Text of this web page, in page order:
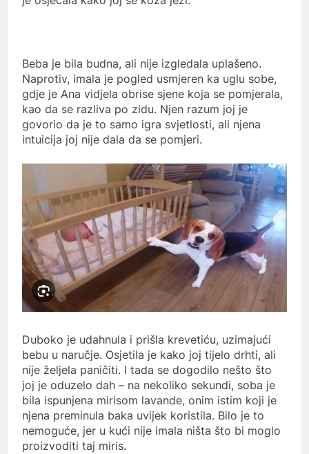
Beba je bila budna, ali nije izgledala uplašeno.
Naprotiv, imala je pogled usmjeren ka uglu sobe,
gdje je Ana vidjela obrise sjene koja se pomjerala,
kao da se razliva po zidu. Njen razum joj je
govorio da je to samo igra svjetlosti, ali njena
intuicija joj nije dala da se pomjeri.
Duboko je udahnula i prišla krevetiću, uzimajući
bebu u naručje. Osjetila je kako joj tijelo drhti, ali
nije željela paničiti. I tada se dogodilo nešto što
joj je oduzelo dah – na nekoliko sekundi, soba je
bila ispunjena mirisom lavande, onim istim koji je
njena preminula baka uvijek koristila. Bilo je to
nemoguće, jer u kući nije imala ništa što bi moglo
proizvoditi taj miris.